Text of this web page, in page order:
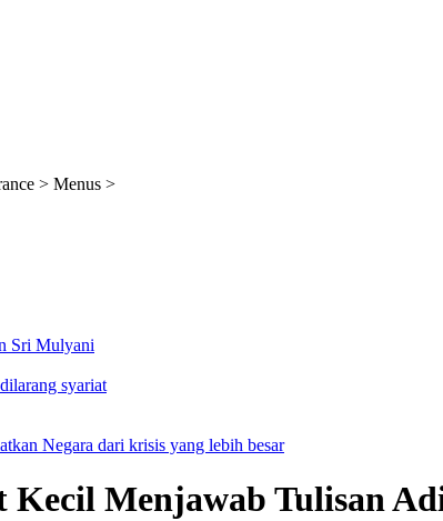
> Menus >
Sri Mulyani
syariat
Negara dari krisis yang lebih besar
Kecil Menjawab Tulisan